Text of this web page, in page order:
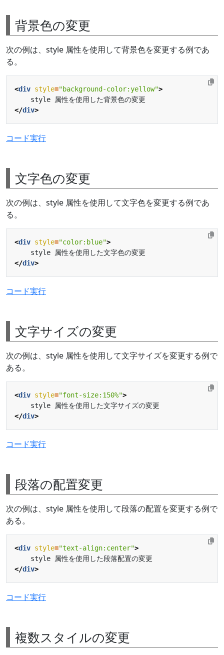
背景色の変更
次の例は、style 属性を使用して背景色を変更する例であ
る。
<div style="background-color:yellow">
</div>
コード実行
文字色の変更
次の例は、style 属性を使用して文字色を変更する例であ
る。
<div style="color:blue">
</div>
コード実行
文字サイズの変更
次の例は、style 属性を使用して文字サイズを変更する例で
ある。
<div style="font-size:150%">
</div>
コード実行
段落の配置変更
次の例は、style 属性を使用して段落の配置を変更する例で
ある。
<div style="text-align:center">
</div>
コード実行
複数スタイルの変更